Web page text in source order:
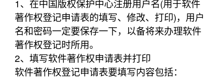
1、在中国版权保护中心注册用户名(用于软件
著作权登记申请表的填写、修改、打印)，用户
名和密码一定要保存一下，以备将来办理软件
著作权登记时所用。
2、填写软件著作权申请表并打印
软件著作权登记申请表要填写内容包括：